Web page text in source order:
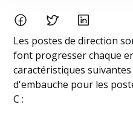
Les postes de direction
font progresser chaque
caractéristiques
d'embauche pour les
C :